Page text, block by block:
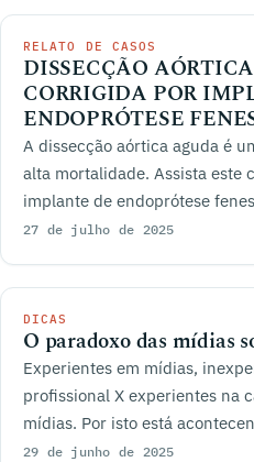
RELATO DE CASOS
DISSECÇÃO
CORRIGIDA POR
ENDOPRÓTESE
A dissecção aórtica aguda é
alta mortalidade. Assista este
implante de endoprótese
27 de julho de 2025
DICAS
O paradoxo das mídias
Experientes em mídias,
profissional X experientes na
mídias. Por isto está
29 de junho de 2025